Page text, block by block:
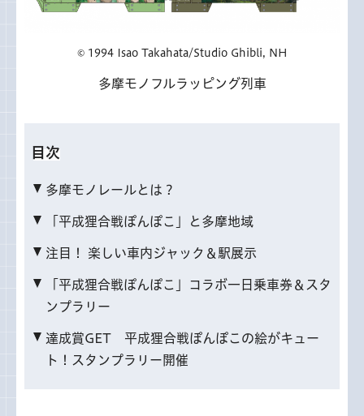
© 1994 Isao Takahata/Studio Ghibli, NH
多摩モノフルラッピング列車
目次
多摩モノレールとは？
「平成狸合戦ぽんぽこ」と多摩地域
注目！ 楽しい車内ジャック＆駅展示
「平成狸合戦ぽんぽこ」コラボ一日乗車券＆スタ
ンプラリー
達成賞GET 平成狸合戦ぽんぽこの絵がキュー
ト！スタンプラリー開催